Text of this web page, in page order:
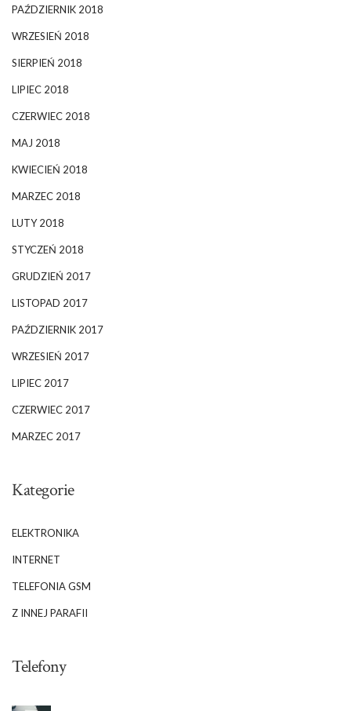
PAŹDZIERNIK 2018
WRZESIEŃ 2018
SIERPIEŃ 2018
LIPIEC 2018
CZERWIEC 2018
MAJ 2018
KWIECIEŃ 2018
MARZEC 2018
LUTY 2018
STYCZEŃ 2018
GRUDZIEŃ 2017
LISTOPAD 2017
PAŹDZIERNIK 2017
WRZESIEŃ 2017
LIPIEC 2017
CZERWIEC 2017
MARZEC 2017
Kategorie
ELEKTRONIKA
INTERNET
TELEFONIA GSM
Z INNEJ PARAFII
Telefony